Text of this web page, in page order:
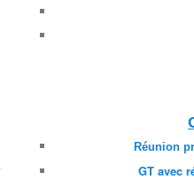
Réunion
GT avec